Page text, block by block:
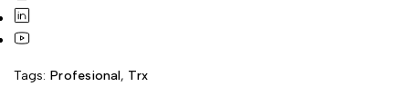
Tags: Profesional, Trx